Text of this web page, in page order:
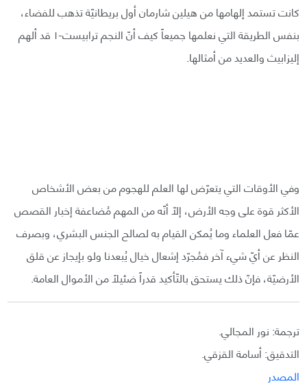
كانت تستمد إلهامها من هيلين شارمان أول بريطانيّة تذهب للفضاء،
بنفس الطريقة التي نعلمها جميعاً كيف أنّ النجم ترابيست-١ قد ألهم
إليزابيث والعديد من أمثالها.
وفي الأوقات التي يتعرّض لها العلم للهجوم من بعض الأشخاص
الأكثر قوة على وجه الأرض، إلّا أنّه من المهم مُضاعفة إخبار القصص
عمّا فعل العلماء وما يُمكن القيام به لصالح الجنس البشري، وبصرف
النظر عن أيّ شيء آخر فمُجرّد إشعال خيال يُبعدنا ولو بإيجاز عن قلق
الأرضيّة، فإنّ ذلك يستحق بالتّأكيد قدراً ضئيلاً من الأموال العامة.
ترجمة: نور المجالي.
التدقيق: أسامة القزقي.
المصدر